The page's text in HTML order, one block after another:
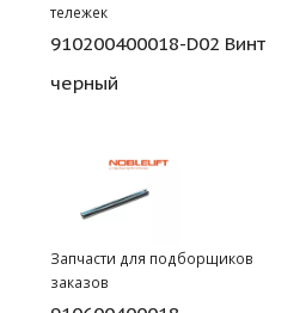
тележек
910200400018-D02 Винт
черный
Запчасти для подборщиков
заказов